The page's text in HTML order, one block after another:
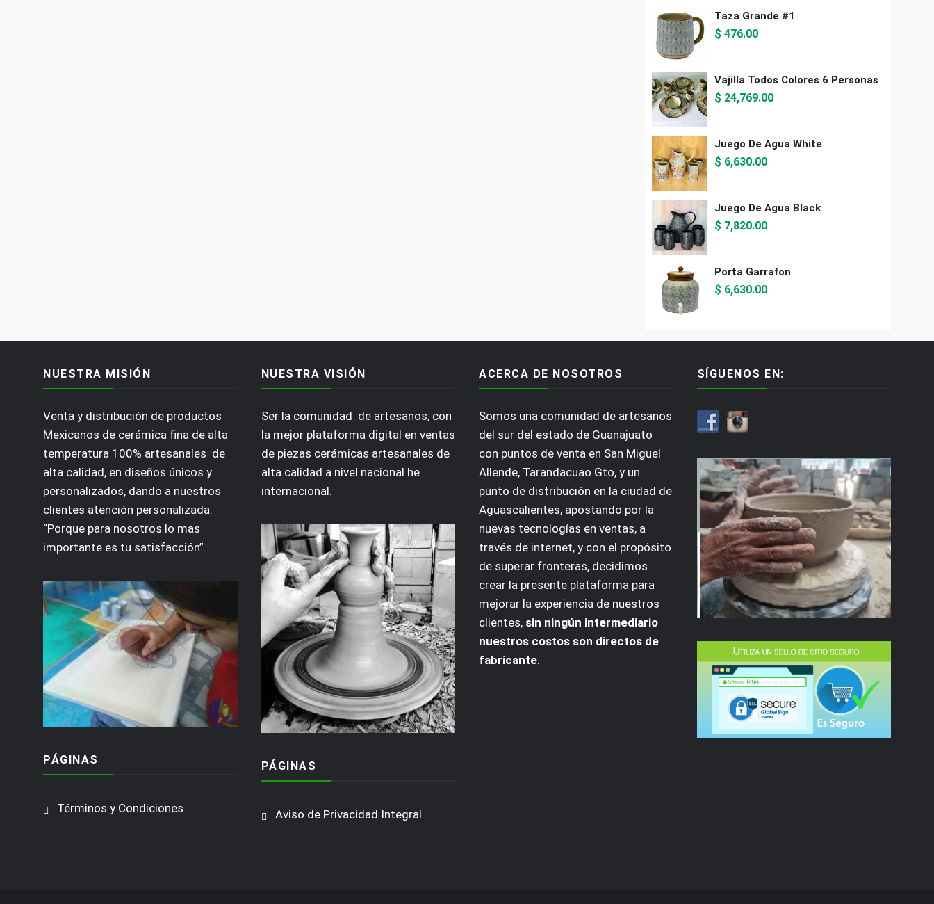
Taza Grande #1
$ 476.00
Vajilla Todos Colores 6 Personas
$ 24,769.00
Juego De Agua White
$ 6,630.00
Juego De Agua Black
$ 7,820.00
Porta Garrafon
$ 6,630.00
NUESTRA MISIÓN
Venta y distribución de productos
Mexicanos de cerámica fina de alta
temperatura 100% artesanales de
alta calidad, en diseños únicos y
personalizados, dando a nuestros
clientes atención personalizada.
“Porque para nosotros lo mas
importante es tu satisfacción”.
PÁGINAS
Términos y Condiciones
NUESTRA VISIÓN
Ser la comunidad de artesanos, con
la mejor plataforma digital en ventas
de piezas cerámicas artesanales de
alta calidad a nivel nacional he
internacional.
PÁGINAS
Aviso de Privacidad Integral
ACERCA DE NOSOTROS
Somos una comunidad de artesanos
del sur del estado de Guanajuato
con puntos de venta en San Miguel
Allende, Tarandacuao Gto, y un
punto de distribución en la ciudad de
Aguascalientes, apostando por la
nuevas tecnologías en ventas, a
través de internet, y con el propósito
de superar fronteras, decidimos
crear la presente plataforma para
mejorar la experiencia de nuestros
clientes, sin ningún intermediario
nuestros costos son directos de
fabricante.
SÍGUENOS EN: